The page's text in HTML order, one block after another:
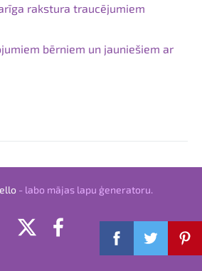
rakstura traucējumiem
bērniem un jauniešiem ar
- labo mājas lapu ģeneratoru.